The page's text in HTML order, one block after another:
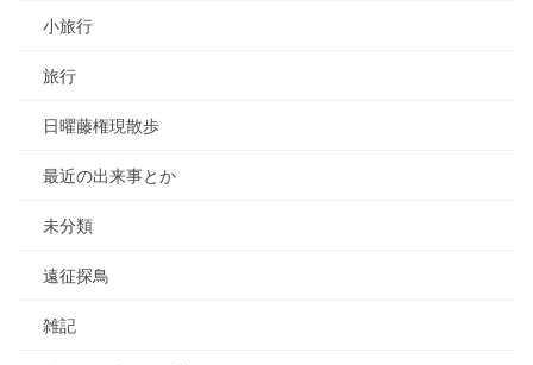
小旅行
旅行
日曜藤権現散歩
最近の出来事とか
未分類
遠征探鳥
雑記